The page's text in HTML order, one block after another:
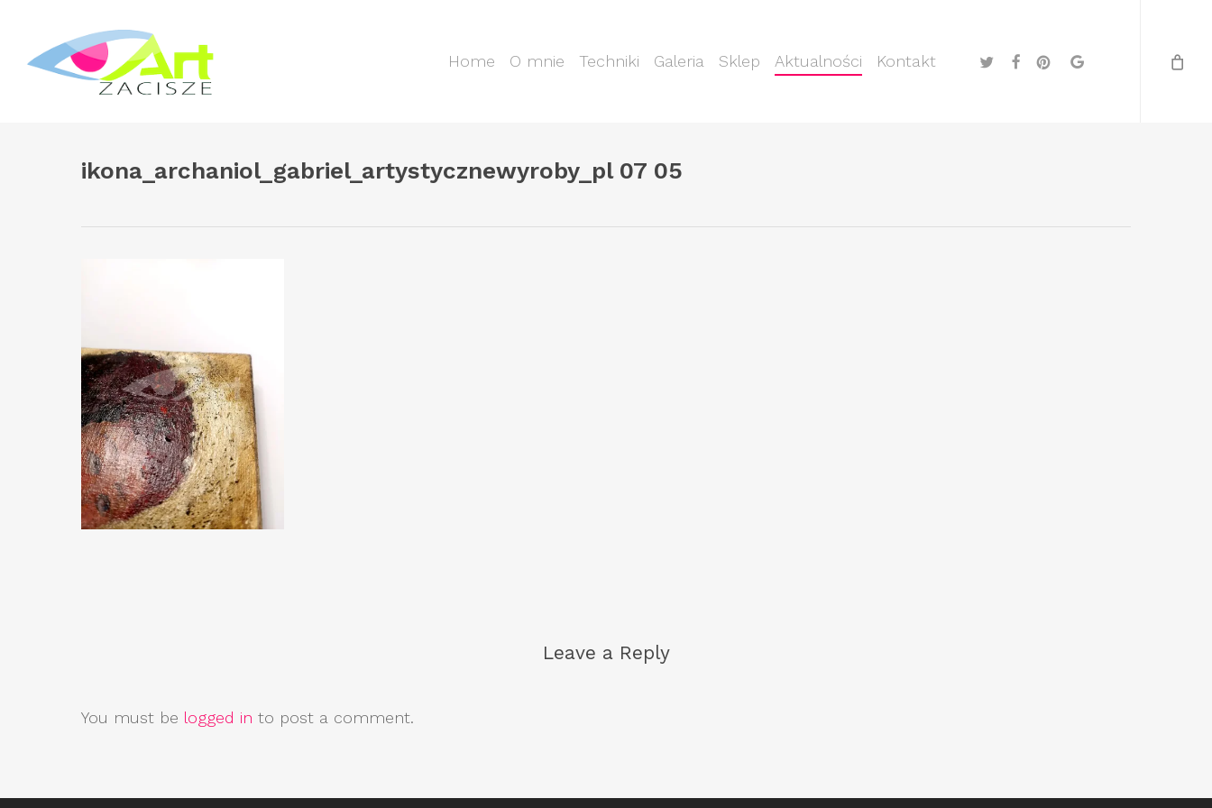
main
content
Home O mnie Techniki Galeria Sklep Aktualności Kontakt twitterfacebook
pinterestgoogle-
plus
ikona_archaniol_gabriel_artystycznewyroby_pl 07 05
Leave a Reply
You must be logged in to post a comment.